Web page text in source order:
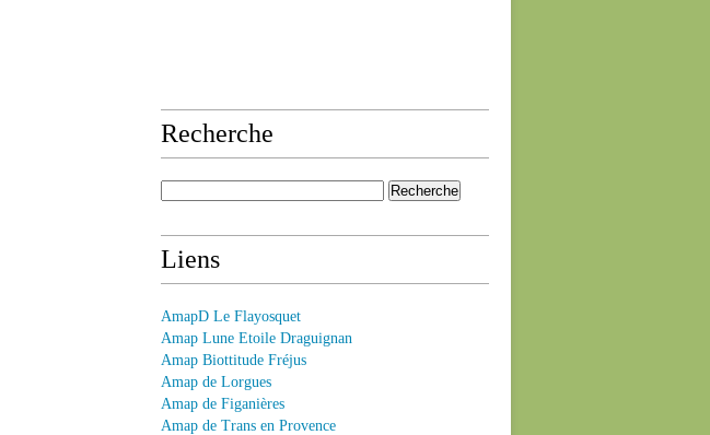
Recherche
Liens
AmapD Le Flayosquet
Amap Lune Etoile Draguignan
Amap Biottitude Fréjus
Amap de Lorgues
Amap de Figanières
Amap de Trans en Provence